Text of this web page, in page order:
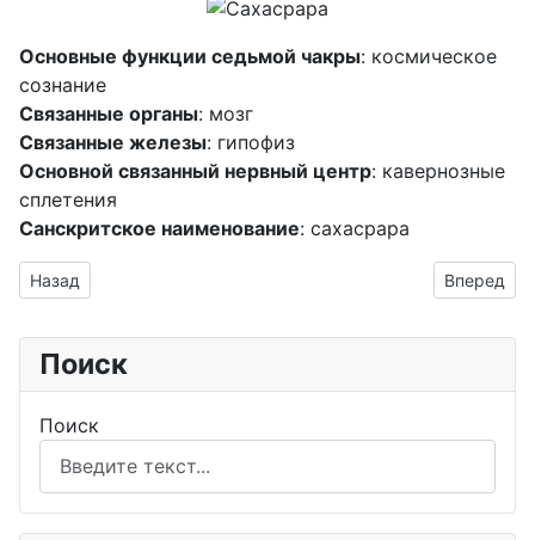
Основные функции седьмой чакры: космическое
сознание
Связанные органы: мозг
Связанные железы: гипофиз
Основной связанный нервный центр: кавернозные
сплетения
Санскритское наименование: сахасрара
Предыдущий: Пять тибетцев. Третья чакра
Назад Вперед
Поиск
Поиск